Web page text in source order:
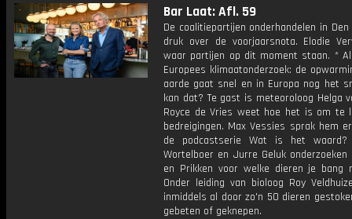
Bar Laat: Afl. 59
De coalitiepartijen onderhandelen in Den
druk over de voorjaarsnota. Elodie
waar partijen op dit moment staan. *
Europees klimaatonderzoek: de
aarde gaat snel en in Europa nog het
kan dat? Te gast is meteoroloog Helga
Royce de Vries weet hoe het is om te
bedreigingen. Max Vessies sprak hem
de podcastserie Wat is het
Wortelboer en Jurre Geluk
en Prikken voor welke dieren je bang
Onder leiding van bioloog Roy
inmiddels al door zo'n 50 dieren
gebeten of geknepen.